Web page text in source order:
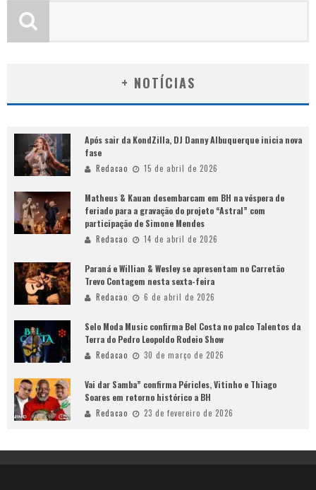
+ NOTÍCIAS
Após sair da KondZilla, DJ Danny Albuquerque inicia nova
fase
Redacao 15 de abril de 2026
Matheus & Kauan desembarcam em BH na véspera de
feriado para a gravação do projeto “Astral” com
participação de Simone Mendes
Redacao 14 de abril de 2026
Paraná e Willian & Wesley se apresentam no Carretão
Trevo Contagem nesta sexta-feira
Redacao 6 de abril de 2026
Selo Moda Music confirma Bel Costa no palco Talentos da
Terra do Pedro Leopoldo Rodeio Show
Redacao 30 de março de 2026
Vai dar Samba” confirma Péricles, Vitinho e Thiago
Soares em retorno histórico a BH
Redacao 23 de fevereiro de 2026